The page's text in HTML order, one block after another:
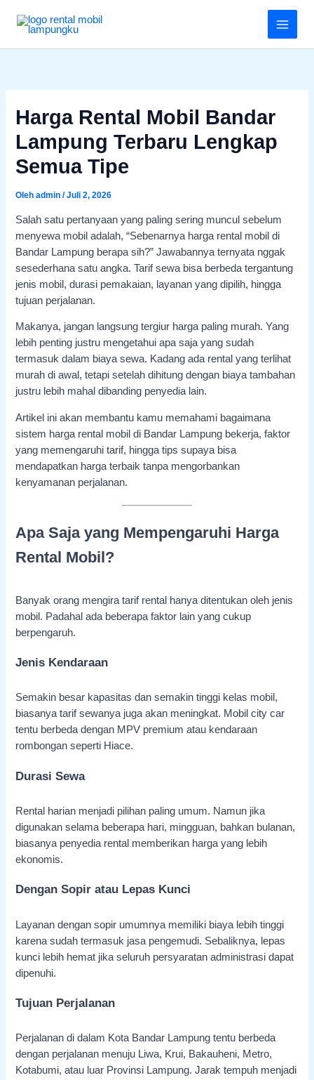
Harga Rental Mobil Bandar
Lampung Terbaru Lengkap
Semua Tipe
Olehadmin/Juli 2, 2026
Salah satu pertanyaan yang paling sering muncul sebelum
menyewa mobil adalah, “Sebenarnya harga rental mobil di
Bandar Lampung berapa sih?” Jawabannya ternyata nggak
sesederhana satu angka. Tarif sewa bisa berbeda tergantung
jenis mobil, durasi pemakaian, layanan yang dipilih, hingga
tujuan perjalanan.
Makanya, jangan langsung tergiur harga paling murah. Yang
lebih penting justru mengetahui apa saja yang sudah
termasuk dalam biaya sewa. Kadang ada rental yang terlihat
murah di awal, tetapi setelah dihitung dengan biaya tambahan
justru lebih mahal dibanding penyedia lain.
Artikel ini akan membantu kamu memahami bagaimana
sistem harga rental mobil di Bandar Lampung bekerja, faktor
yang memengaruhi tarif, hingga tips supaya bisa
mendapatkan harga terbaik tanpa mengorbankan
kenyamanan perjalanan.
Apa Saja yang Mempengaruhi Harga
Rental Mobil?
Banyak orang mengira tarif rental hanya ditentukan oleh jenis
mobil. Padahal ada beberapa faktor lain yang cukup
berpengaruh.
Jenis Kendaraan
Semakin besar kapasitas dan semakin tinggi kelas mobil,
biasanya tarif sewanya juga akan meningkat. Mobil city car
tentu berbeda dengan MPV premium atau kendaraan
rombongan seperti Hiace.
Durasi Sewa
Rental harian menjadi pilihan paling umum. Namun jika
digunakan selama beberapa hari, mingguan, bahkan bulanan,
biasanya penyedia rental memberikan harga yang lebih
ekonomis.
Dengan Sopir atau Lepas Kunci
Layanan dengan sopir umumnya memiliki biaya lebih tinggi
karena sudah termasuk jasa pengemudi. Sebaliknya, lepas
kunci lebih hemat jika seluruh persyaratan administrasi dapat
dipenuhi.
Tujuan Perjalanan
Perjalanan di dalam Kota Bandar Lampung tentu berbeda
dengan perjalanan menuju Liwa, Krui, Bakauheni, Metro,
Kotabumi, atau luar Provinsi Lampung. Jarak tempuh menjadi